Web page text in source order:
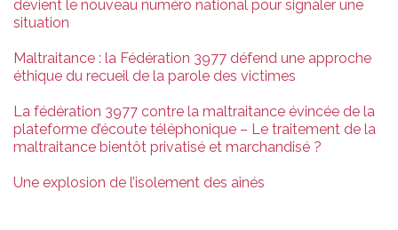
devient le nouveau numéro national pour signaler une
situation
Maltraitance : la Fédération 3977 défend une approche
éthique du recueil de la parole des victimes
La fédération 3977 contre la maltraitance évincée de la
plateforme d’écoute téléphonique – Le traitement de la
maltraitance bientôt privatisé et marchandisé ?
Une explosion de l’isolement des aînés